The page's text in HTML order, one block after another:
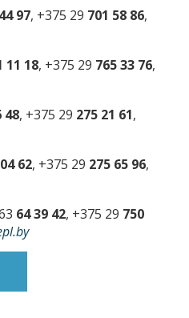
97, +375 29 701 58 86,
11 18, +375 29 765 33 76,
48, +375 29 275 21 61,
62, +375 29 275 65 96,
64 39 42, +375 29 750